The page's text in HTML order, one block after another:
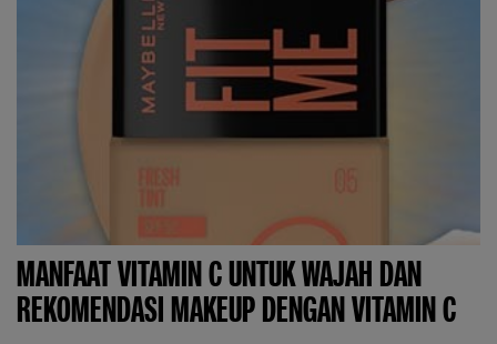
MANFAAT VITAMIN C UNTUK WAJAH DAN
REKOMENDASI MAKEUP DENGAN VITAMIN C